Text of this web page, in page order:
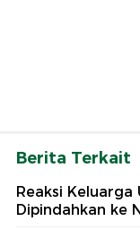
Berita Terkait
Reaksi Keluarga
Dipindahkan ke